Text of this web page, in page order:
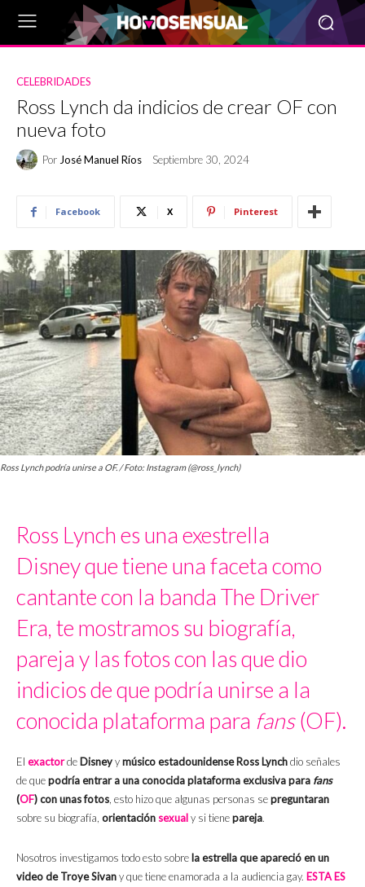
CELEBRIDADES
Ross Lynch da indicios de crear OF con
nueva foto
Por José Manuel Ríos Septiembre 30, 2024
Facebook X Pinterest
Ross Lynch podría unirse a OF. / Foto: Instagram (@ross_lynch)
Ross Lynch es una exestrella
Disneyque tiene una faceta como
cantante con la banda The Driver
Era, te mostramos su biografía,
pareja y las fotos con las que dio
indicios de que podría unirse a la
conocida plataforma para fans(OF).
El exactorde Disneyymúsico estadounidense Ross Lynchdio señales
de quepodría entrar a una conocida plataforma exclusiva para fans
(OF)con unas fotos, esto hizo que algunas personas sepreguntaran
sobre su biografía, orientación sexualy si tienepareja.
Nosotros investigamos todo esto sobre la estrella que apareció en un
video de Troye Sivany que tiene enamorada a la audiencia gay. ESTA ES